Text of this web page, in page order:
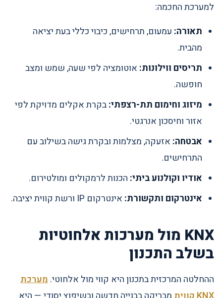
למערכת החכמה:
תאורה: עמעום, תרחישים, כיבוי כללי בעת יציאה
מהבית.
תריסים ווילונות: אוטומציה לפי שעה, שמש ומצב
חופשה.
מיזוג וחימום תת-רצפתי:בקרת אקלים מדויקת לפי
אזור וחיסכון אנרגטי.
אבטחה: אזעקה, מצלמות ובקרת גישה בשילוב עם
התרחישים.
אודיו וקולנוע ביתי: הכנות לרמקולים ומולטירום.
אינטרקום ותקשורת: אינטרקום IP ורשת קווית יציבה.
KNX מול מערכות אלחוטיות
בשלב התכנון
ההחלטה המרכזית בתכנון היא קווי מול אלחוטי.מערכת